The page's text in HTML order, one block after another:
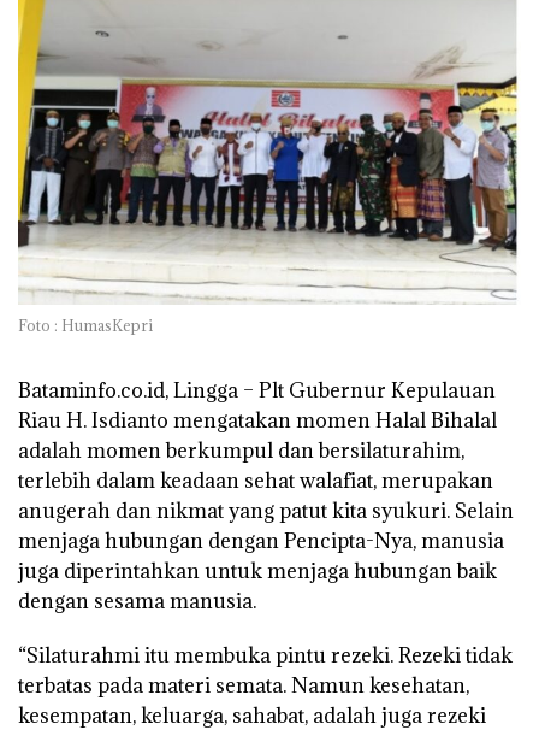
Foto : HumasKepri
Bataminfo.co.id, Lingga – Plt Gubernur Kepulauan
Riau H. Isdianto mengatakan momen Halal Bihalal
adalah momen berkumpul dan bersilaturahim,
terlebih dalam keadaan sehat walafiat, merupakan
anugerah dan nikmat yang patut kita syukuri. Selain
menjaga hubungan dengan Pencipta-Nya, manusia
juga diperintahkan untuk menjaga hubungan baik
dengan sesama manusia.
“Silaturahmi itu membuka pintu rezeki. Rezeki tidak
terbatas pada materi semata. Namun kesehatan,
kesempatan, keluarga, sahabat, adalah juga rezeki